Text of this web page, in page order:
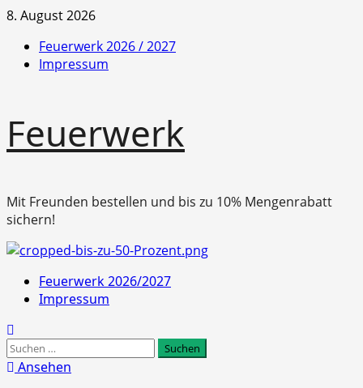
Zum
springen
8. August 2026
Feuerwerk 2026 / 2027
Impressum
Feuerwerk
Mit Freunden bestellen und bis zu 10% Mengenrabatt
sichern!
Primäres
Menü
Feuerwerk 2026/2027
Impressum
Suchen
nach:
Ansehen